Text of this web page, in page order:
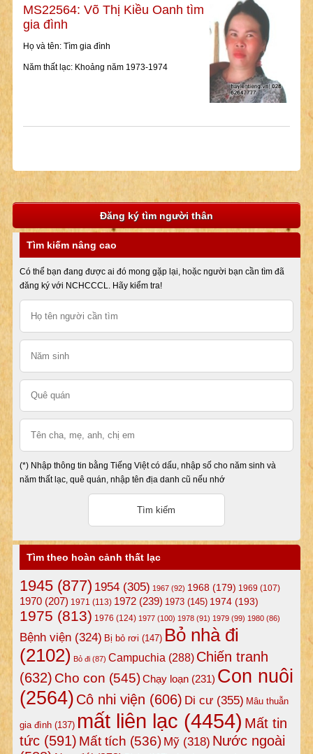
MS22564: Võ Thị Kiều Oanh tìm
gia đình
Họ và tên: Tìm gia đình
Năm thất lạc: Khoảng năm 1973-1974
Đăng ký tìm người thân
Tìm kiếm nâng cao
Có thể bạn đang được ai đó mong gặp lại, hoặc người bạn cần tìm đã
đăng ký với NCHCCCL. Hãy kiểm tra!
(*) Nhập thông tin bằng Tiếng Việt có dấu, nhập số cho năm sinh và
năm thất lạc, quê quán, nhập tên địa danh cũ nếu nhớ
Tìm theo hoàn cảnh thất lạc
1945(877) 1954(305) 1967(92) 1968(179) 1969 (107)
1970(207) 1971 (113) 1972(239) 1973(145) 1974(193)
1975 (813) 1976 (124) 1977(100) 1978(91) 1979(99) 1980(86)
Bệnh viện(324) Bị bỏ rơi (147) Bỏ nhà đi
(2102) Bỏ đi(87) Campuchia (288) Chiến tranh
(632) Cho con (545)Chạy loạn(231) Con nuôi
(2564) Cô nhi viện (606) Di cư(355) Mâu thuẫn
gia đình(137) mất liên lạc (4454) Mất tin
tức(591) Mất tích (536) Mỹ(318) Nước ngoài